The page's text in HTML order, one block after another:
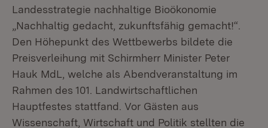
Landesstrategie nachhaltige Bioökonomie
„Nachhaltig gedacht, zukunftsfähig gemacht!“.
Den Höhepunkt des Wettbewerbs bildete die
Preisverleihung mit Schirmherr Minister Peter
Hauk MdL, welche als Abendveranstaltung im
Rahmen des 101. Landwirtschaftlichen
Hauptfestes stattfand. Vor Gästen aus
Wissenschaft, Wirtschaft und Politik stellten die